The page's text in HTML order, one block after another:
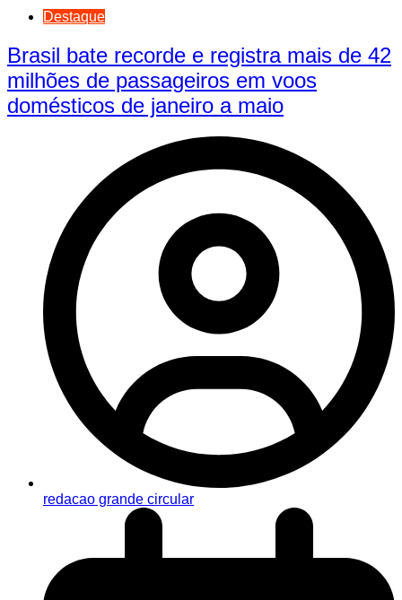
Destaque
Brasil bate recorde e registra mais de 42
milhões de passageiros em voos
domésticos de janeiro a maio
redacao grande circular